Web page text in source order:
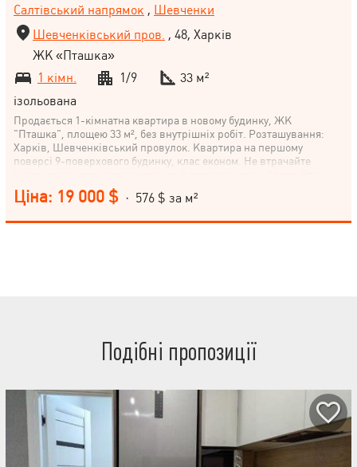
Салтівський напрямок , Шевченки
Шевченківський пров. , 48, Харків
ЖК «Пташка»
1 кімн.
1/9
33 м²
ізольована
Продається 1-кімнатна квартира в новому будинку, ЖК
"Пташка", площею 33 м², без внутрішніх робіт. Розташування:
Харків, Шевченківський провулок. Квартира на першому
поверсі 9-поверхового будинку, клас економ. Не втрачайте
зараз!
Ціна: 19 000 $ · 576 $ за м²
Подібні пропозиції